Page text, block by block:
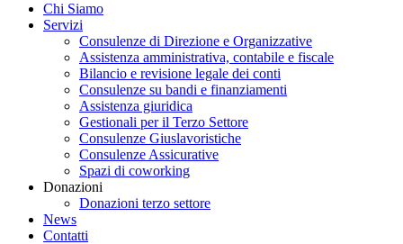
Chi Siamo
Servizi
Consulenze di Direzione e Organizzative
Assistenza amministrativa, contabile e fiscale
Bilancio e revisione legale dei conti
Consulenze su bandi e finanziamenti
Assistenza giuridica
Gestionali per il Terzo Settore
Consulenze Giuslavoristiche
Consulenze Assicurative
Spazi di coworking
Donazioni
Donazioni terzo settore
News
Contatti